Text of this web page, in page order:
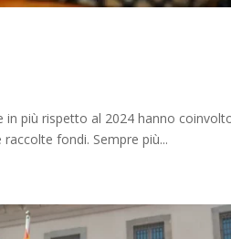
più rispetto al 2024 hanno
fondi. Sempre più...